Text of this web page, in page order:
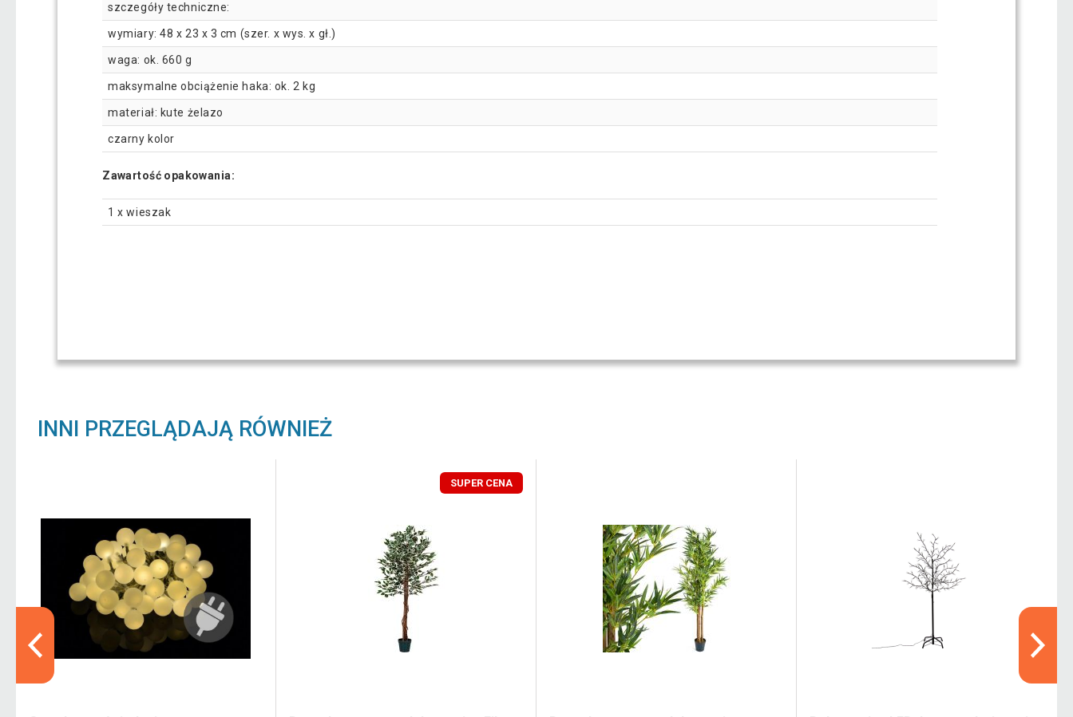
szczegóły techniczne:
wymiary: 48 x 23 x 3 cm (szer. x wys. x gł.)
waga: ok. 660 g
maksymalne obciążenie haka: ok. 2 kg
materiał: kute żelazo
czarny kolor
Zawartość opakowania:
1 x wieszak
INNI PRZEGLĄDAJĄ RÓWNIEŻ
SUPER CENA